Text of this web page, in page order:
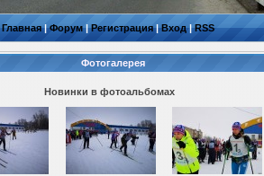
Главная|Форум|Регистрация|Вход|RSS
Фотогалерея
Новинки в фотоальбомах